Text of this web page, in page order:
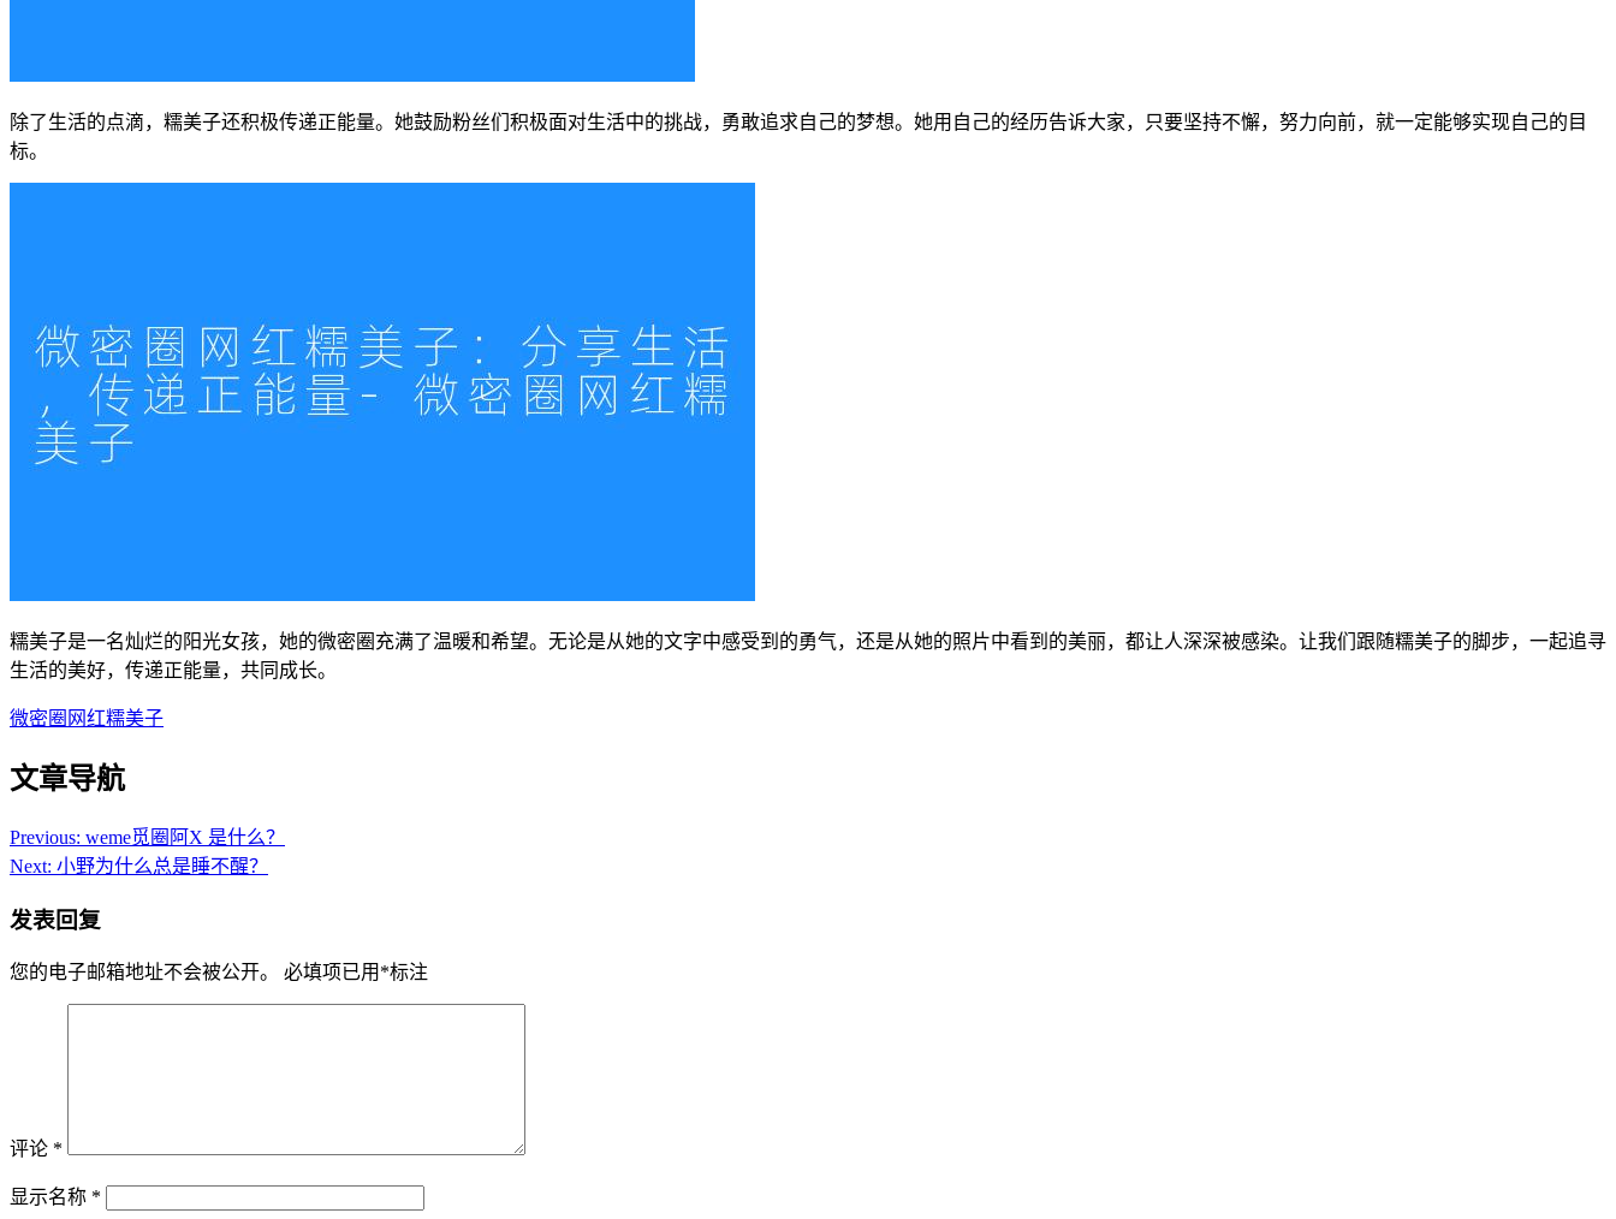
除了生活的点滴，糯美子还积极传递正能量。她鼓励粉丝们积极面对生活中的挑战，勇敢追求自己的梦想。她用自己的经历告诉大家，只要坚持不懈，努力向前，就一定能够实现自己的目
标。
糯美子是一名灿烂的阳光女孩，她的微密圈充满了温暖和希望。无论是从她的文字中感受到的勇气，还是从她的照片中看到的美丽，都让人深深被感染。让我们跟随糯美子的脚步，一起追寻
生活的美好，传递正能量，共同成长。
微密圈网红糯美子
文章导航
Previous: weme觅圈阿X 是什么？
Next: 小野为什么总是睡不醒？
发表回复
您的电子邮箱地址不会被公开。 必填项已用 *标注
评论 *
显示名称 *